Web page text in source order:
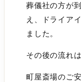
葬儀社の方が
え、ドライア
ました。
その後の流れ
町屋斎場のご